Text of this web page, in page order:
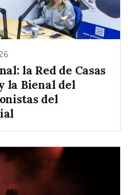
la Red de Casas
la Bienal del
del